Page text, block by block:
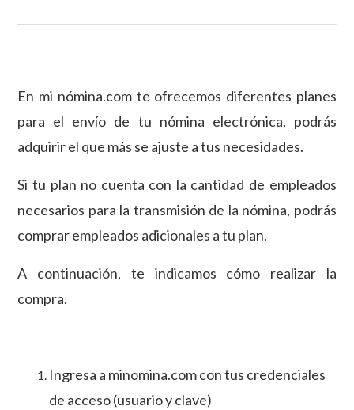
En mi nómina.com te ofrecemos diferentes planes
para el envío de tu nómina electrónica, podrás
adquirir el que más se ajuste a tus necesidades.
Si tu plan no cuenta con la cantidad de empleados
necesarios para la transmisión de la nómina, podrás
comprar empleados adicionales a tu plan.
A continuación, te indicamos cómo realizar la
compra.
Ingresa a minomina.com con tus credenciales
de acceso (usuario y clave)